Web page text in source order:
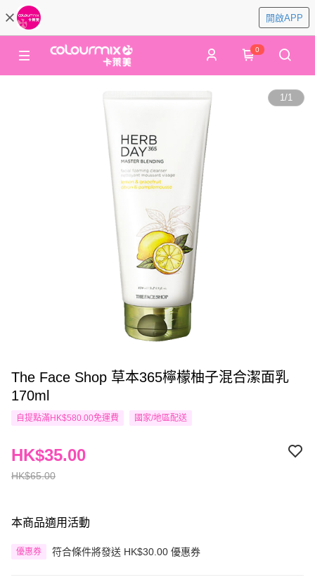
開啟APP
0
1/1
The Face Shop 草本365檸檬柚子混合潔面乳
170ml
自提點滿HK$580.00免運費 國家/地區配送
HK$65.00
HK$35.00
本商品適用活動
優惠券 符合條件將發送 HK$30.00 優惠券